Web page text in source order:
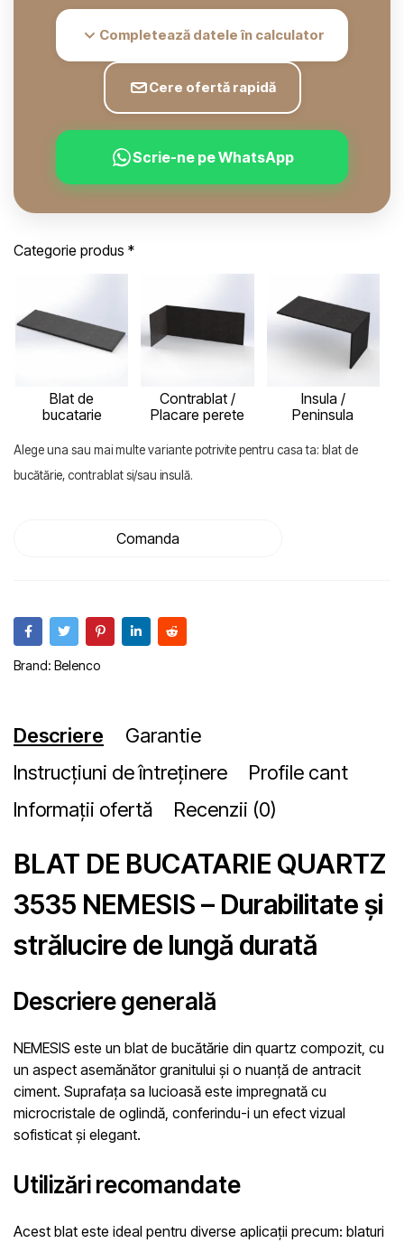
Completează datele în calculator
Cere ofertă rapidă
Scrie-ne pe WhatsApp
Categorie produs *
Blat de
bucatarie
Contrablat /
Placare perete
Insula /
Peninsula
Alege una sau mai multe variante potrivite pentru casa ta: blat de
bucătărie, contrablat si/sau insulă.
Comanda
Brand: Belenco
Descriere
Garantie
Instrucțiuni de întreținere
Profile cant
Informații ofertă
Recenzii (0)
BLAT DE BUCATARIE QUARTZ
3535 NEMESIS – Durabilitate și
strălucire de lungă durată
Descriere generală
NEMESIS este un blat de bucătărie din quartz compozit, cu
un aspect asemănător granitului și o nuanță de antracit
ciment. Suprafața sa lucioasă este impregnată cu
microcristale de oglindă, conferindu-i un efect vizual
sofisticat și elegant.
Utilizări recomandate
Acest blat este ideal pentru diverse aplicații precum: blaturi